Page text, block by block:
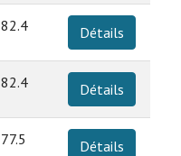
82.4 Détails
82.4 Détails
77.5 Détails